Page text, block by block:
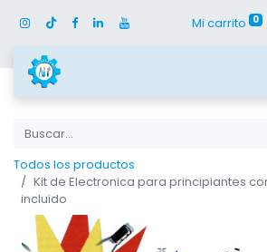
Mi carrito 0
Todos los productos
Kit de Electronica para principiantes
incluido